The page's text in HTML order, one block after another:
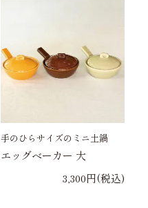
手のひらサイズのミニ土鍋
エッグベーカー 大
3,300円(税込)